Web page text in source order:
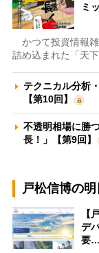
ミ
かつて投資情報
詰め込まれた「天
テクニカル分析
【第10回】
不透明相場に勝
長！」【第9回】
戸松信博の
【
デ
要…